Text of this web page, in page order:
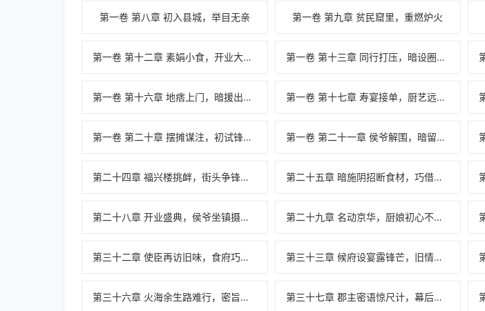
第一卷 第八章 初入县城，举目无亲 第一卷 第九章 贫民窟里，重燃炉火
第一卷 第十二章 素娟小食，开业大吉满堂彩 第一卷 第十三章 同行打压，暗设圈套仅被坑
第一卷 第十六章 地痞上门，暗援出手平风波 第一卷 第十七章 寿宴接单，厨艺远扬震四方
第一卷 第二十章 摆摊谋注，初试锋芒惊路人 第一卷 第二十一章 侯爷解围，暗留温情铺路长
第二十四章 福兴楼挑衅，街头争锋显底气 第二十五章 暗施阴招断食材，巧借空间破困局
第二十八章 开业盛典，侯爷坐镇摄四方 第二十九章 名动京华，厨娘初心不曾改
第三十二章 使臣再访旧味，食府巧做异域席 第三十三章 候府设宴露锋芒，旧情渐暖心暗生
第三十六章 火海余生路难行，密旨突至藏去机 第三十七章 郡主密语惊尺计，幕后黑手初露形